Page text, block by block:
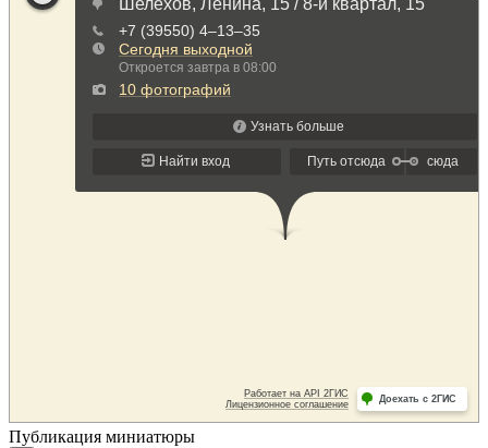
Публикация миниатюры